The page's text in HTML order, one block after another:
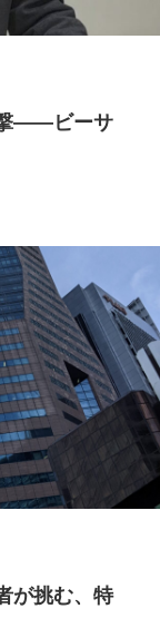
撃――ビーサ
が挑む、特